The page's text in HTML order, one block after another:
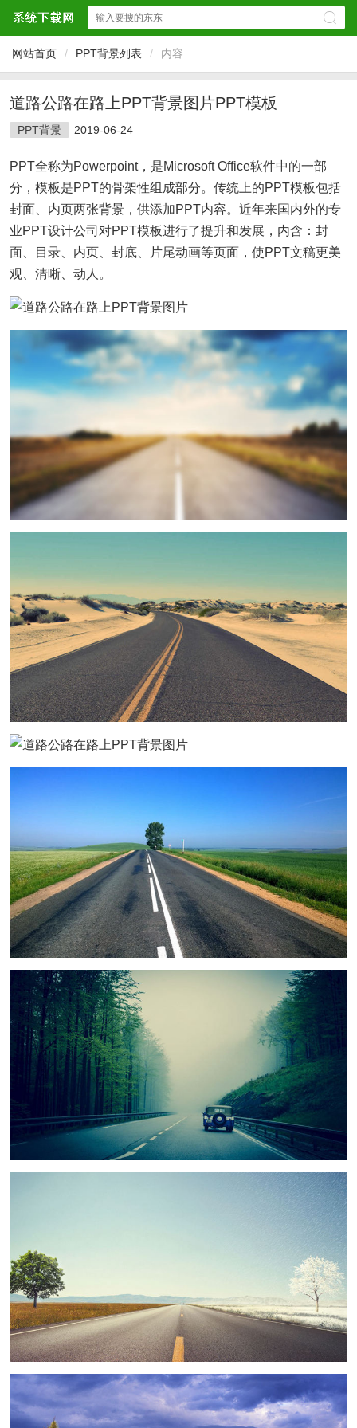
网站首页 / PPT背景列表 / 内容
道路公路在路上PPT背景图片PPT模板
PPT背景 2019-06-24
PPT全称为Powerpoint，是Microsoft Office软件中的一部
分，模板是PPT的骨架性组成部分。传统上的PPT模板包括
封面、内页两张背景，供添加PPT内容。近年来国内外的专
业PPT设计公司对PPT模板进行了提升和发展，内含：封
面、目录、内页、封底、片尾动画等页面，使PPT文稿更美
观、清晰、动人。